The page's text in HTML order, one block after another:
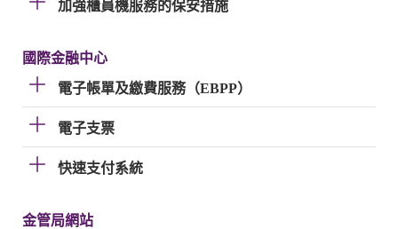
加強櫃員機服務的保安措施
國際金融中心
電子帳單及繳費服務（EBPP）
電子支票
快速支付系統
金管局網站